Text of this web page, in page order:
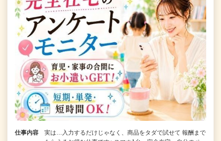
仕事内容
実は…入力するだけじゃなく、商品をタダで試せて 報酬まで